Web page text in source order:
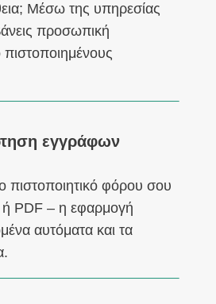
Μέσω της υπηρεσίας
προσωπική
εγγράφων
πιστοποιητικό φόρου σου
PDF – η εφαρμογή
αυτόματα και τα